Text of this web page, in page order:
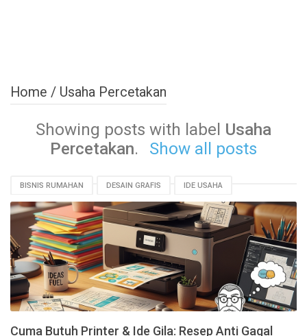
Home / Usaha Percetakan
Showing posts with label Usaha
Percetakan. Show all posts
BISNIS RUMAHAN DESAIN GRAFIS IDE USAHA
MODAL KECIL PRINTER UMKM USAHA PERCETAKAN
Cuma Butuh Printer & Ide Gila: Resep Anti Gagal